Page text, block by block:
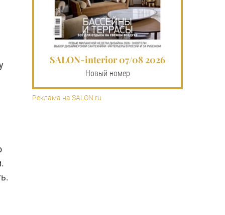
SALON-interior 07/08 2026
Новый номер
Реклама на SALON.ru